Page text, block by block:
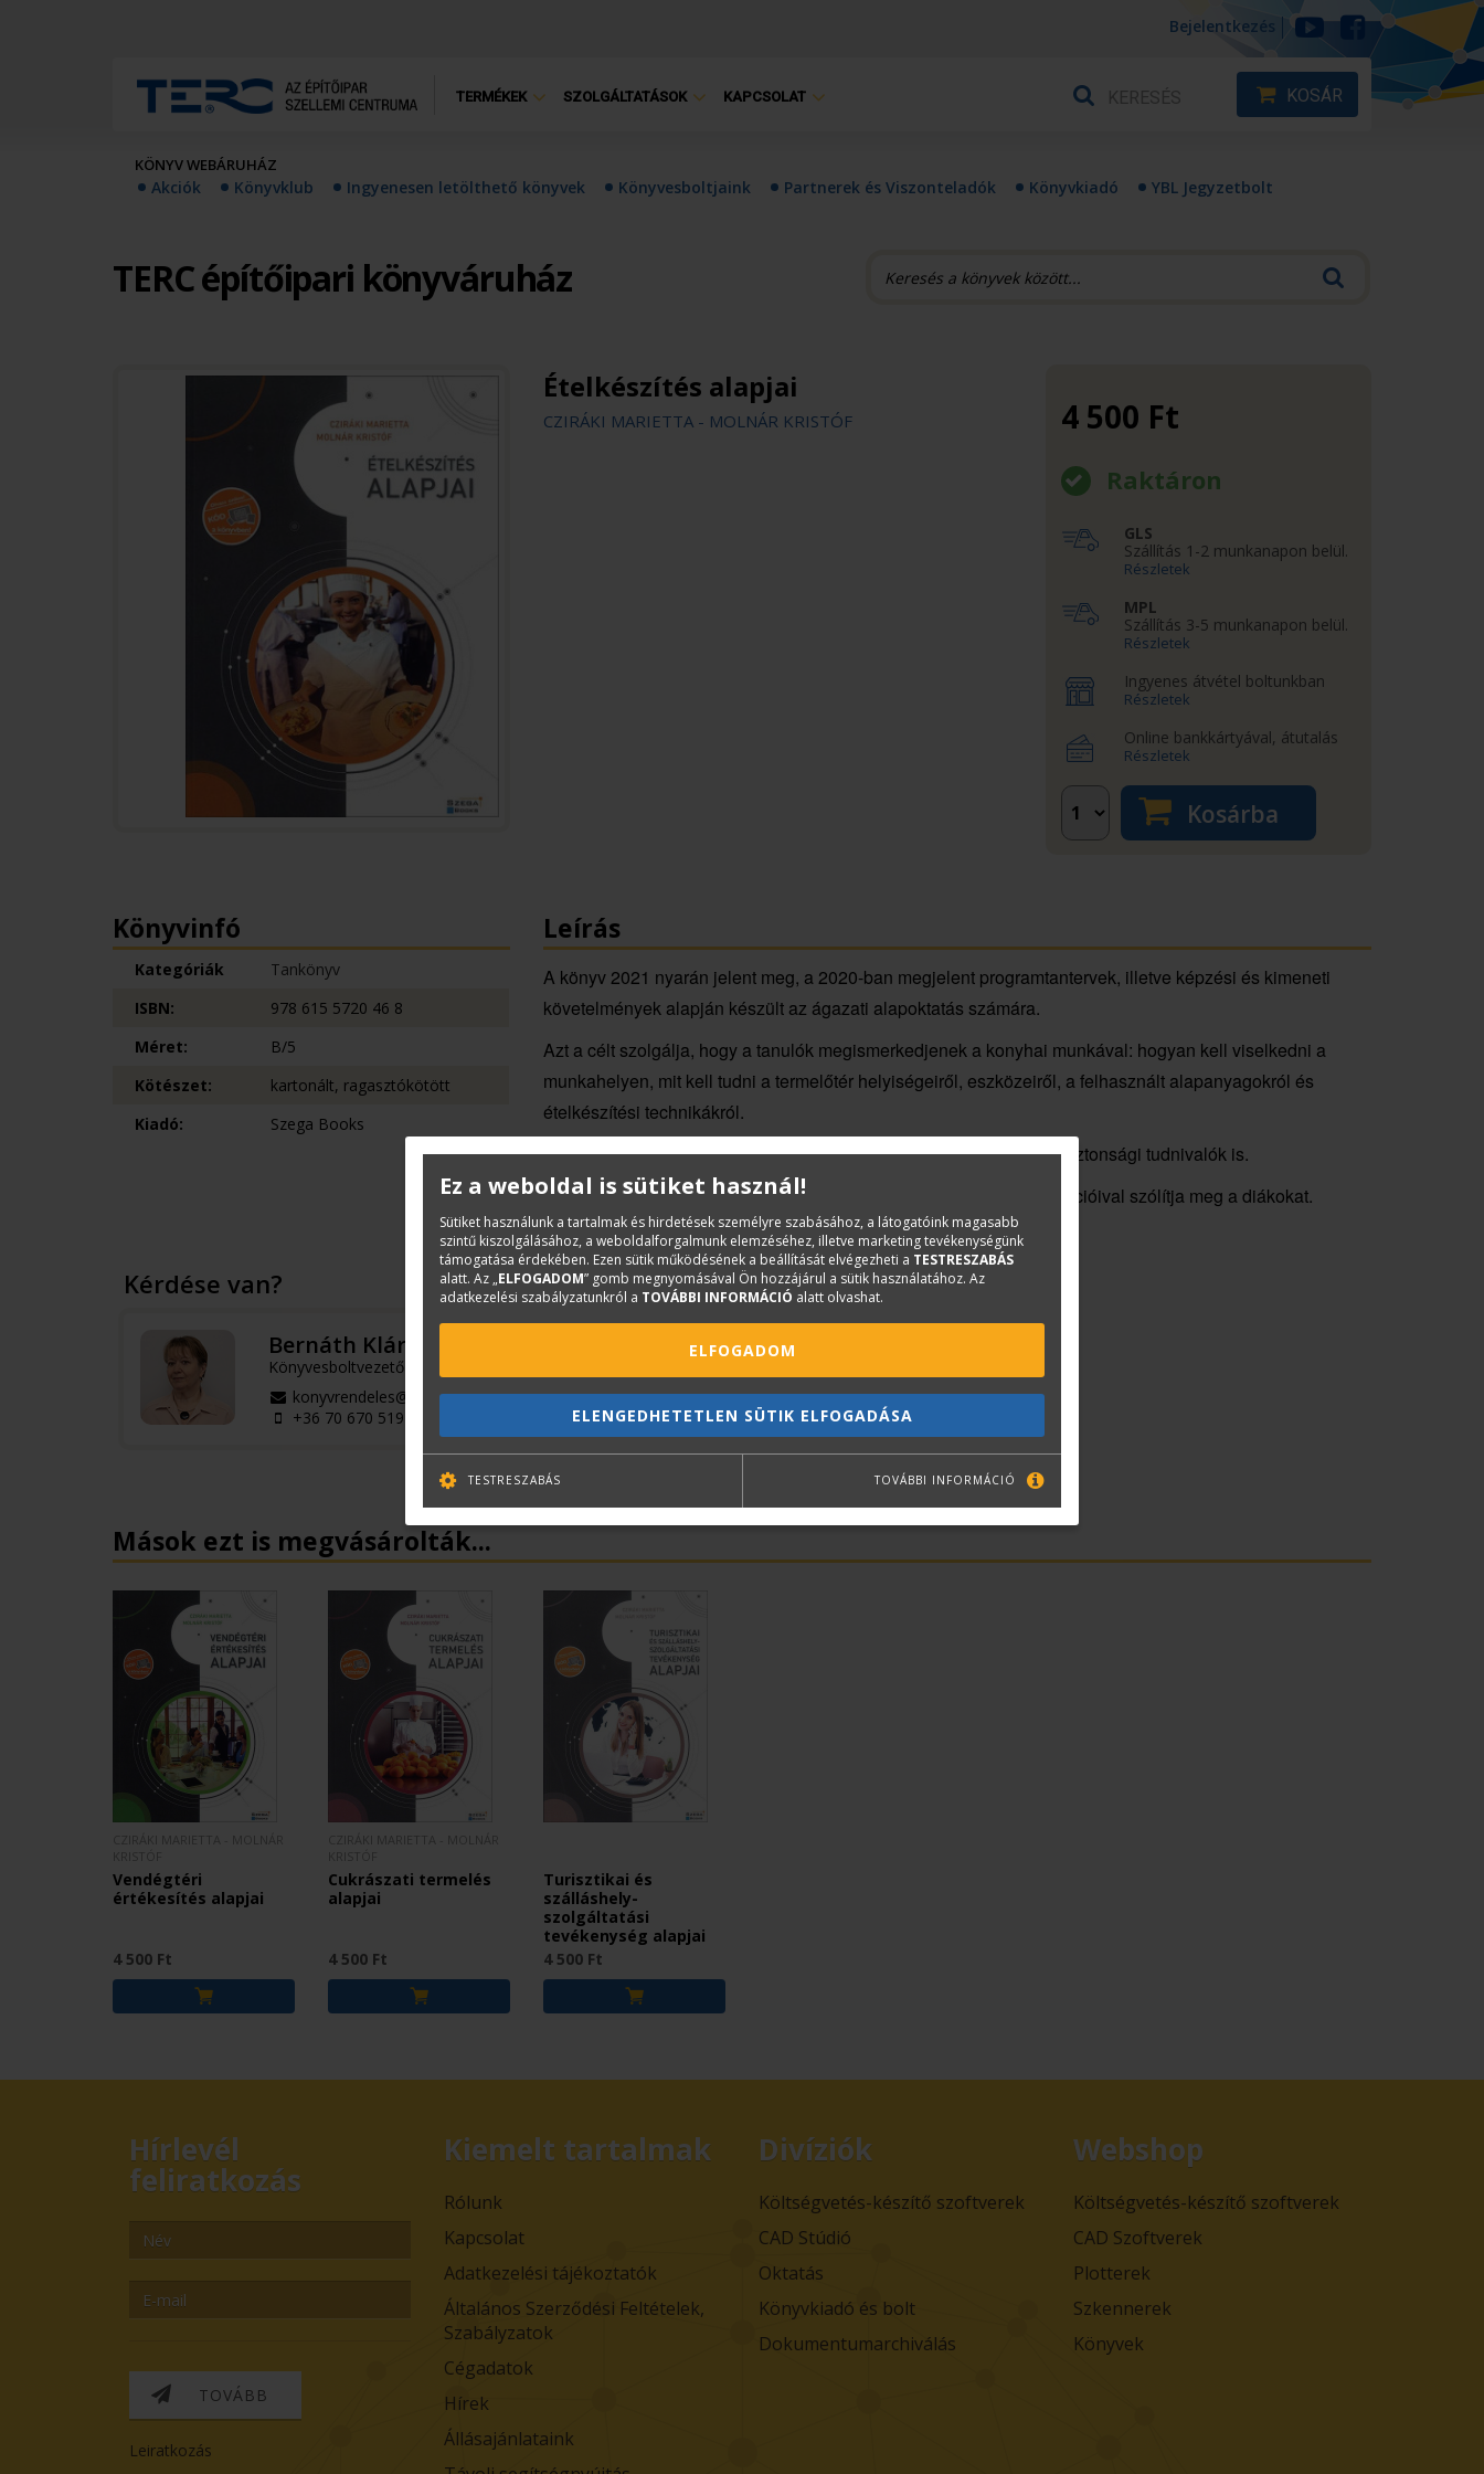
Bejelentkezés
TERMÉKEK SZOLGÁLTATÁSOK KAPCSOLAT KOSÁR
KÖNYV WEBÁRUHÁZ
Akciók Könyvklub Ingyenesen letölthető könyvek Könyvesboltjaink Partnerek és Viszonteladók Könyvkiadó YBL Jegyzetbolt
TERC építőipari könyváruház
Ételkészítés alapjai
CZIRÁKI MARIETTA - MOLNÁR KRISTÓF 4 500 Ft
Raktáron
GLS
Szállítás 1-2 munkanapon belül.
Részletek
MPL
Szállítás 3-5 munkanapon belül.
Részletek
Ingyenes átvétel boltunkban
Részletek
Online bankkártyával, átutalás
Részletek
Kosárba
Leírás
A könyv2021 nyarán jelent meg, a 2020-ban megjelent programtantervek, illetve képzési és kimeneti
követelmények alapján készült az ágazati alapoktatás számára.
Azt a célt szolgálja, hogy a tanulók megismerkedjenek a konyhai munkával: hogyan kell viselkedni a
munkahelyen, mit kell tudni a termelőtér helyiségeiről, eszközeiről, a felhasznált alapanyagokról és
ételkészítési technikákról.
Az egyes fejezetekben rendre előkerülnek a vonatkozó élelmiszer-biztonsági tudnivalók is.
A könyv illusztrációival, szakmai párbeszédeivel és érdekes információival szólítja meg a diákokat.
Könyvinfó
Kategóriák
Tankönyv
ISBN:
978 615 5720 46 8
Méret:
B/5
Kötészet:
kartonált, ragasztókötött
Kiadó:
Szega Books
Kérdése van?
Bernáth Klára
Könyvesboltvezető
konyvrendeles@terc.hu
+36 70 670 5194
Mások ezt is megvásárolták...
Vendégtéri
értékesítés alapjai
4 500 Ft
Cukrászati termelés
alapjai
4 500 Ft
Turisztikai és
szálláshely-
szolgáltatási
tevékenység alapjai
4 500 Ft
Hírlevél
feliratkozás
TOVÁBB
Leiratkozás
Kiemelt tartalmak
Rólunk
Kapcsolat
Adatkezelési tájékoztatók
Általános Szerződési Feltételek,
Szabályzatok
Cégadatok
Hírek
Állásajánlataink
Divíziók
Költségvetés-készítő szoftverek
CAD Stúdió
Oktatás
Könyvkiadó és bolt
Dokumentumarchiválás
Webshop
Költségvetés-készítő szoftverek
CAD Szoftverek
Plotterek
Szkennerek
Könyvek
Ez a weboldal is sütiket használ!
Sütiket használunk a tartalmak és hirdetések személyre szabásához, a látogatóink magasabb
szintű kiszolgálásához, a weboldalforgalmunk elemzéséhez, illetve marketing tevékenységünk
támogatása érdekében. Ezen sütik működésének a beállítását elvégezheti a TESTRESZABÁS
alatt. Az „ELFOGADOM” gomb megnyomásával Ön hozzájárul a sütik használatához. Az
adatkezelési szabályzatunkról a TOVÁBBI INFORMÁCIÓ alatt olvashat.
ELFOGADOM
ELENGEDHETETLEN SÜTIK ELFOGADÁSA
TESTRESZABÁS TOVÁBBI INFORMÁCIÓ